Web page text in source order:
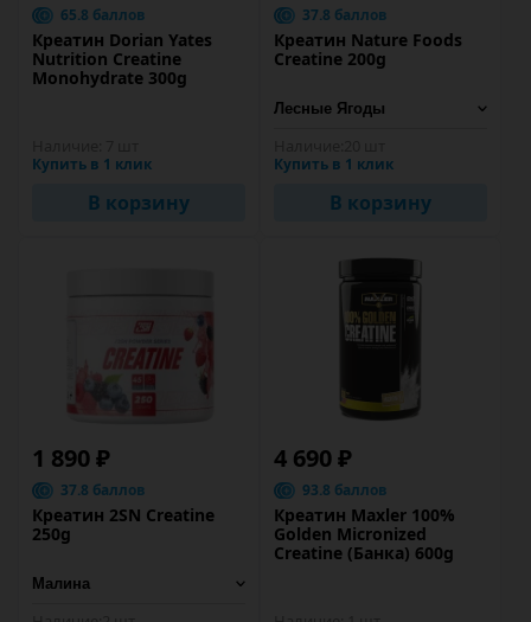
65.8 баллов
Креатин Dorian Yates
Nutrition Creatine
Monohydrate 300g
Купить в 1 клик
В корзину
37.8 баллов
Креатин Nature Foods
Creatine 200g
Купить в 1 клик
В корзину
1 890 ₽
37.8 баллов
Креатин 2SN Creatine
250g
4 690 ₽
93.8 баллов
Креатин Maxler 100%
Golden Micronized
Creatine (Банка) 600g